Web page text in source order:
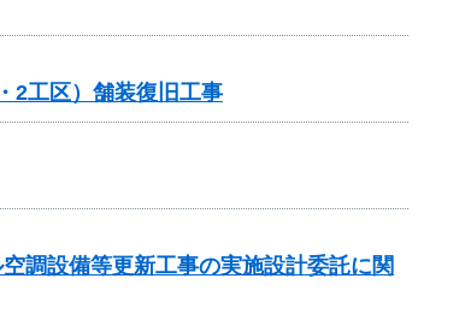
2工区）舗装復旧工事
調設備等更新工事の実施設計委託に関